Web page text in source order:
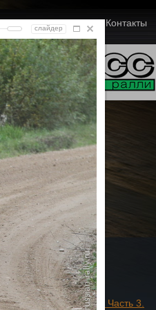
Документы Контакты
Фотоальбом
Нордшляйфе. Часть 3.
слайдер